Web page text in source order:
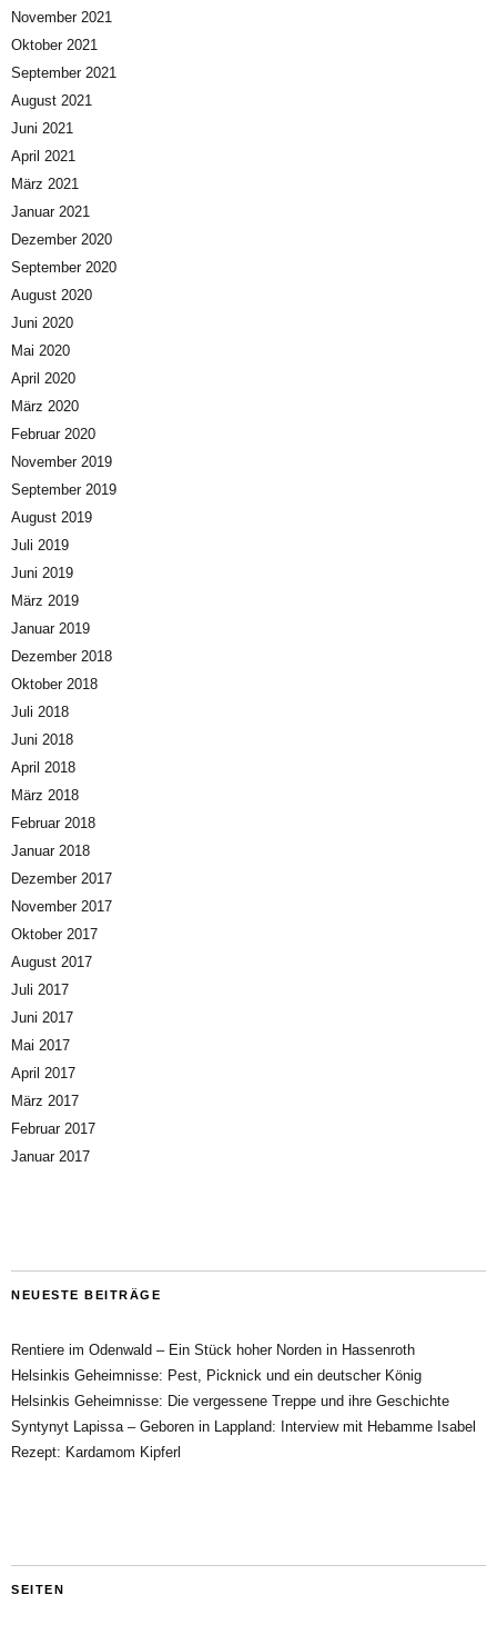
November 2021
Oktober 2021
September 2021
August 2021
Juni 2021
April 2021
März 2021
Januar 2021
Dezember 2020
September 2020
August 2020
Juni 2020
Mai 2020
April 2020
März 2020
Februar 2020
November 2019
September 2019
August 2019
Juli 2019
Juni 2019
März 2019
Januar 2019
Dezember 2018
Oktober 2018
Juli 2018
Juni 2018
April 2018
März 2018
Februar 2018
Januar 2018
Dezember 2017
November 2017
Oktober 2017
August 2017
Juli 2017
Juni 2017
Mai 2017
April 2017
März 2017
Februar 2017
Januar 2017
NEUESTE BEITRÄGE
Rentiere im Odenwald – Ein Stück hoher Norden in Hassenroth
Helsinkis Geheimnisse: Pest, Picknick und ein deutscher König
Helsinkis Geheimnisse: Die vergessene Treppe und ihre Geschichte
Syntynyt Lapissa – Geboren in Lappland: Interview mit Hebamme Isabel
Rezept: Kardamom Kipferl
SEITEN